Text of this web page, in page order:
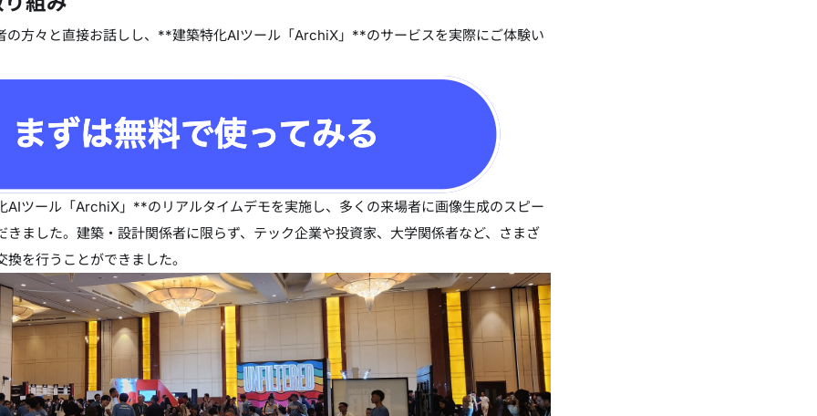
の方々と直接お話しし、**建築特化AIツール「ArchiX」**のサービスを実際にご体験い
AIツール「ArchiX」**のリアルタイムデモを実施し、多くの来場者に画像生成のスピー
きました。建築・設計関係者に限らず、テック企業や投資家、大学関係者など、さまざ
を行うことができました。